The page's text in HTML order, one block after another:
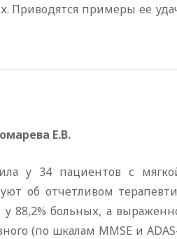
примеры ее
Е.В.
у 34 пациентов с
об отчетливом
больных, а
(по шкалам MMSE и